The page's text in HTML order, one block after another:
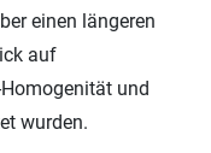
einen längeren
auf
und
wurden.